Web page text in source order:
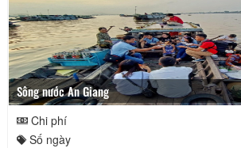
Sông nước An Giang
Chi phí
Số ngày